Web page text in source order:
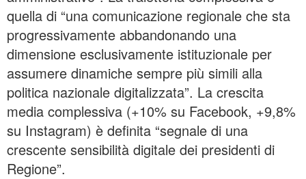
quella di “una comunicazione regionale che sta
progressivamente abbandonando una
dimensione esclusivamente istituzionale per
assumere dinamiche sempre più simili alla
politica nazionale digitalizzata”. La crescita
media complessiva (+10% su Facebook, +9,8%
su Instagram) è definita “segnale di una
crescente sensibilità digitale dei presidenti di
Regione”.